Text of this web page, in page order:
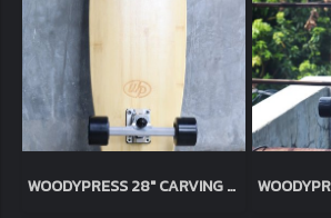
WOODY​PRESS​ 28" CARVING SURFSKATE / Natural